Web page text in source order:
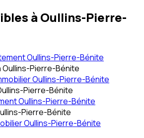
à Oullins-Pierre-
Oullins-Pierre-Bénite
Pierre-Bénite
Oullins-Pierre-Bénite
Pierre-Bénite
Oullins-Pierre-Bénite
Pierre-Bénite
Oullins-Pierre-Bénite